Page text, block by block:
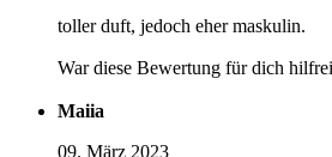
toller duft, jedoch eher maskulin.
War diese Bewertung für dich
Maiia
09. März 2023